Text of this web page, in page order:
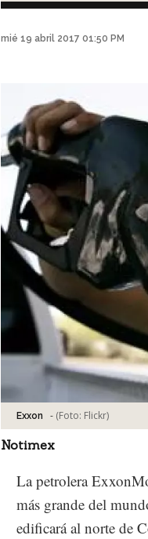
mié 19 abril 2017 01:50 PM
Exxon - (Foto: Flickr)
Notimex
La petrolera
más grande del
edificará al norte de